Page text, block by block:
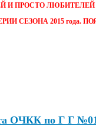
И ПРОСТО
СЕЗОНА 2015 года.
ОЧКК по Г Г